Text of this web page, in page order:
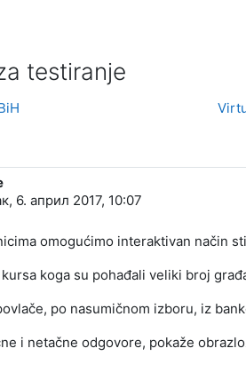
testiranje
6. април 2017, 10:07
omogućimo interaktivan način
koga su pohađali veliki broj
po nasumičnom izboru, iz
i netačne odgovore, pokaže